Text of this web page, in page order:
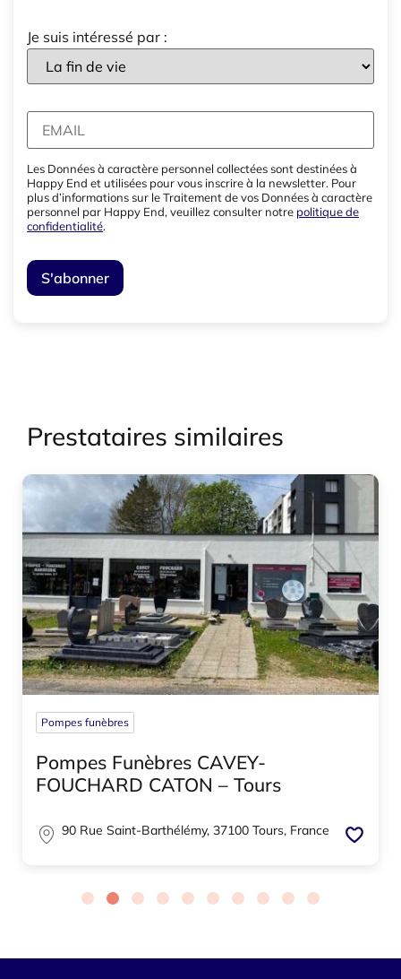
Je suis intéressé par :
Les Données à caractère personnel collectées sont destinées à
Happy End et utilisées pour vous inscrire à la newsletter. Pour
plus d’informations sur le Traitement de vos Données à caractère
personnel par Happy End, veuillez consulter notre politique de
confidentialité.
Prestataires similaires
Pompes funèbres
Pompes Funèbres CAVEY-
FOUCHARD CATON – Tours
90 Rue Saint-Barthélémy, 37100 Tours, France